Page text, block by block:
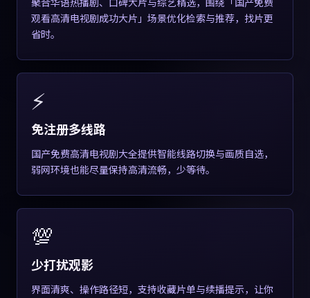
聚合华语热播剧、口碑大片与综艺精选，围绕「国产免费
观看高清电视剧成功大片」场景优化检索与推荐，找片更
省时。
⚡
免注册多线路
国产免费高清电视剧大全提供智能线路切换与画质自选，
弱网环境也能尽量保持高清流畅，少等待。
💯
少打扰观影
界面清爽、操作路径短，支持收藏片单与续播提示，让你